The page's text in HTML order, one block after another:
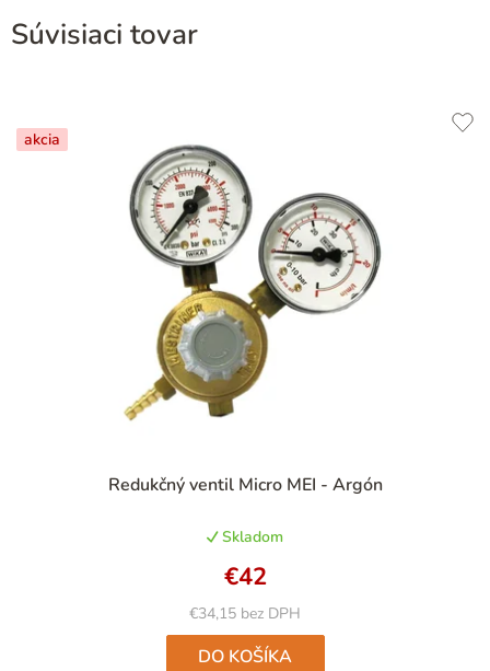
Súvisiaci tovar
akcia
Redukčný ventil Micro MEI - Argón
hodnotenie
je
4,9
z
5
hviezdičiek.
Skladom
€34,15 bez DPH
€42
DO KOŠÍKA